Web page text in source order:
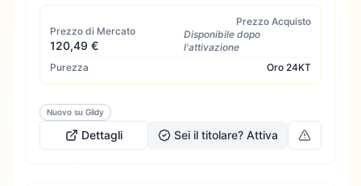
Prezzo di Mercato
120,49 €
Prezzo Acquisto
Disponibile dopo
l'attivazione
Purezza
Oro 24KT
Nuovo su Gildy
Dettagli Sei il titolare? Attiva